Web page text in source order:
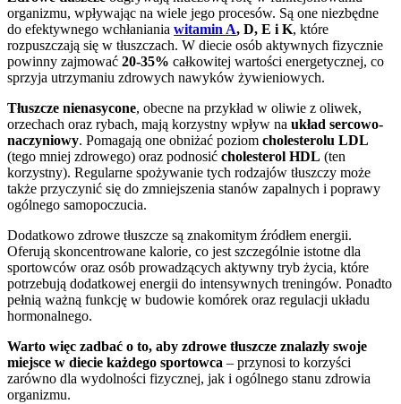
organizmu, wpływając na wiele jego procesów. Są one niezbędne
do efektywnego wchłaniania witamin A, D, E i K, które
rozpuszczają się w tłuszczach. W diecie osób aktywnych fizycznie
powinny zajmować 20-35% całkowitej wartości energetycznej, co
sprzyja utrzymaniu zdrowych nawyków żywieniowych.
Tłuszcze nienasycone, obecne na przykład w oliwie z oliwek,
orzechach oraz rybach, mają korzystny wpływ na układ sercowo-
naczyniowy. Pomagają one obniżać poziom cholesterolu LDL
(tego mniej zdrowego) oraz podnosić cholesterol HDL (ten
korzystny). Regularne spożywanie tych rodzajów tłuszczy może
także przyczynić się do zmniejszenia stanów zapalnych i poprawy
ogólnego samopoczucia.
Dodatkowo zdrowe tłuszcze są znakomitym źródłem energii.
Oferują skoncentrowane kalorie, co jest szczególnie istotne dla
sportowców oraz osób prowadzących aktywny tryb życia, które
potrzebują dodatkowej energii do intensywnych treningów. Ponadto
pełnią ważną funkcję w budowie komórek oraz regulacji układu
hormonalnego.
Warto więc zadbać o to, aby zdrowe tłuszcze znalazły swoje
miejsce w diecie każdego sportowca – przynosi to korzyści
zarówno dla wydolności fizycznej, jak i ogólnego stanu zdrowia
organizmu.